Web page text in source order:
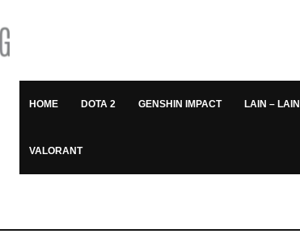
HOME DOTA 2 GENSHIN IMPACT LAIN – LAIN
VALORANT